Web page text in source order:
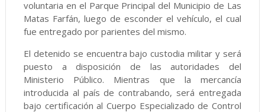
voluntaria en el Parque Principal del Municipio de Las
Matas Farfán, luego de esconder el vehículo, el cual
fue entregado por parientes del mismo.
El detenido se encuentra bajo custodia militar y será
puesto a disposición de las autoridades del
Ministerio Público. Mientras que la mercancía
introducida al país de contrabando, será entregada
bajo certificación al Cuerpo Especializado de Control